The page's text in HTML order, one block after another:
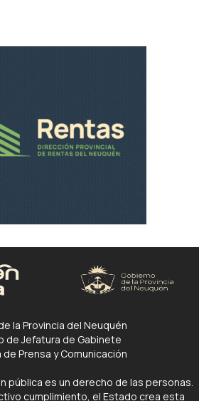
la Provincia del Neuquén
de Jefatura de Gabinete
Prensa y Comunicación
pública es un derecho de las personas.
cumplimiento, el Estado crea esta